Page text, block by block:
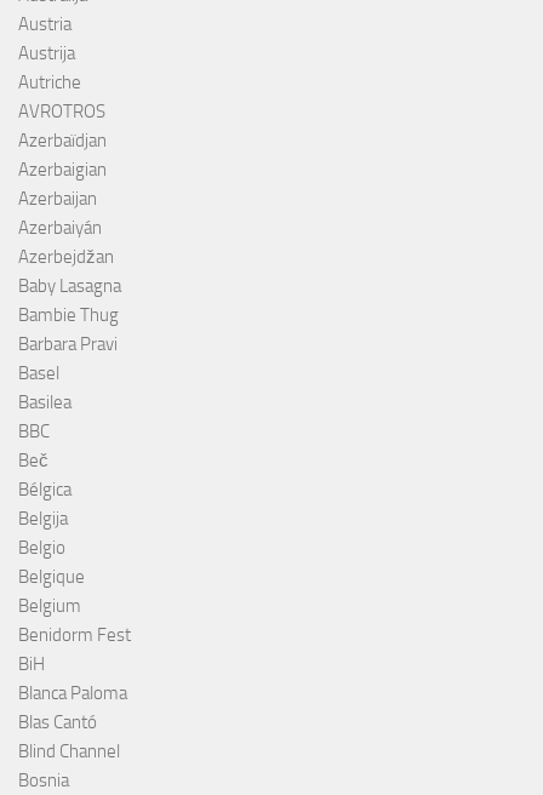
Austria
Austrija
Autriche
AVROTROS
Azerbaïdjan
Azerbaigian
Azerbaijan
Azerbaiyán
Azerbejdžan
Baby Lasagna
Bambie Thug
Barbara Pravi
Basel
Basilea
BBC
Beč
Bélgica
Belgija
Belgio
Belgique
Belgium
Benidorm Fest
BiH
Blanca Paloma
Blas Cantó
Blind Channel
Bosnia